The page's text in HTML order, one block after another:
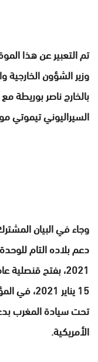
تم التعبير عن هذا
وزير الشؤون الخارجية
بالخارج ناصر بوريطة
السيراليوني تيموتي
وجاء في البيان
دعم بلاده التام
2021، بفتح
15 يناير
تحت سيادة المغرب
الأمريكية.